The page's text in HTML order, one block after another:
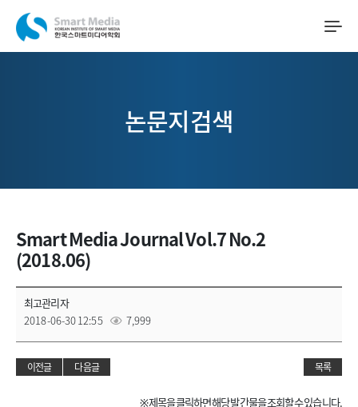
논문지검색
Smart Media Journal Vol.7 No.2
(2018.06)
최고관리자
2018-06-30 12:55
7,999
이전글 다음글 목록
※ 제목을 클릭하면 해당 발간물을 조회할 수 있습니다.